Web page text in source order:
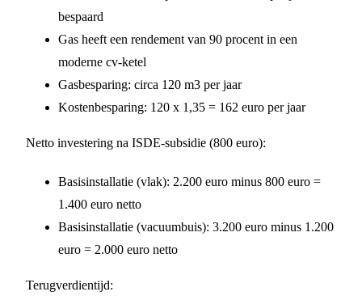
bespaard
Gas heeft een rendement van 90 procent in een
moderne cv-ketel
Gasbesparing: circa 120 m3 per jaar
Kostenbesparing: 120 x 1,35 = 162 euro per jaar
Netto investering na ISDE-subsidie (800 euro):
Basisinstallatie (vlak): 2.200 euro minus 800 euro =
1.400 euro netto
Basisinstallatie (vacuumbuis): 3.200 euro minus 1.200
euro = 2.000 euro netto
Terugverdientijd: